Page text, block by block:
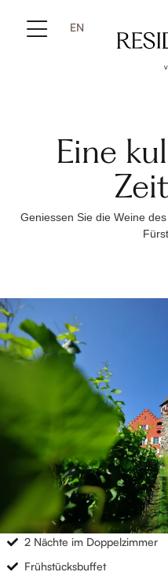
EN
Eine
Geniessen Sie die Weine
2 Nächte im Doppelzimmer
Frühstücksbuffet